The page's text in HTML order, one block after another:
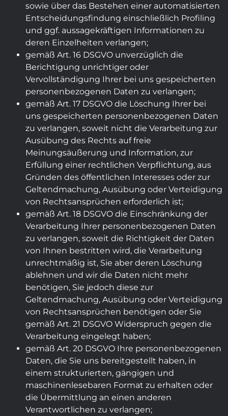
sowie über das Bestehen einer automatisierten
Entscheidungsfindung einschließlich Profiling
und ggf. aussagekräftigen Informationen zu
deren Einzelheiten verlangen;
gemäß Art. 16 DSGVO unverzüglich die
Berichtigung unrichtiger oder
Vervollständigung Ihrer bei uns gespeicherten
personenbezogenen Daten zu verlangen;
gemäß Art. 17 DSGVO die Löschung Ihrer bei
uns gespeicherten personenbezogenen Daten
zu verlangen, soweit nicht die Verarbeitung zur
Ausübung des Rechts auf freie
Meinungsäußerung und Information, zur
Erfüllung einer rechtlichen Verpflichtung, aus
Gründen des öffentlichen Interesses oder zur
Geltendmachung, Ausübung oder Verteidigung
von Rechtsansprüchen erforderlich ist;
gemäß Art. 18 DSGVO die Einschränkung der
Verarbeitung Ihrer personenbezogenen Daten
zu verlangen, soweit die Richtigkeit der Daten
von Ihnen bestritten wird, die Verarbeitung
unrechtmäßig ist, Sie aber deren Löschung
ablehnen und wir die Daten nicht mehr
benötigen, Sie jedoch diese zur
Geltendmachung, Ausübung oder Verteidigung
von Rechtsansprüchen benötigen oder Sie
gemäß Art. 21 DSGVO Widerspruch gegen die
Verarbeitung eingelegt haben;
gemäß Art. 20 DSGVO Ihre personenbezogenen
Daten, die Sie uns bereitgestellt haben, in
einem strukturierten, gängigen und
maschinenlesebaren Format zu erhalten oder
die Übermittlung an einen anderen
Verantwortlichen zu verlangen;